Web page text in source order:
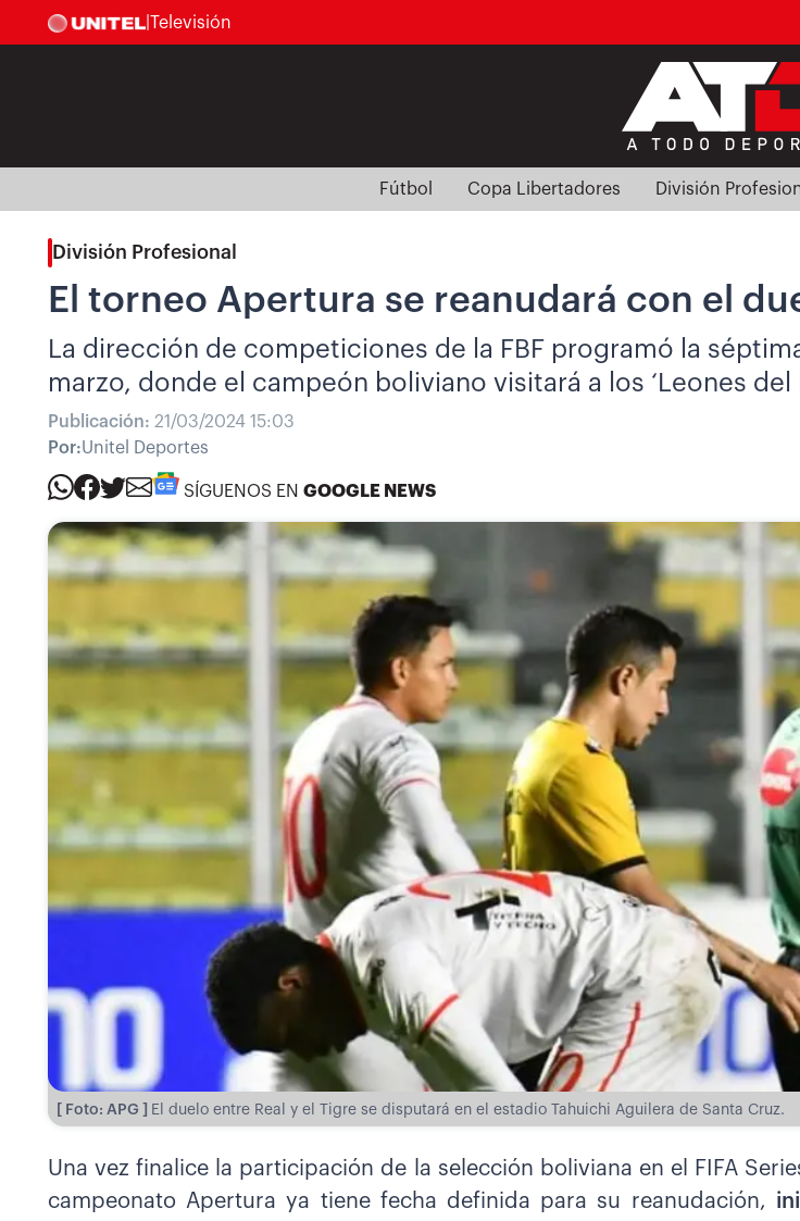
Televisión
Fútbol Copa Libertadores División
División Profesional
El torneo Apertura se reanudará con el
La dirección de competiciones de la FBF programó la
marzo, donde el campeón boliviano visitará a los ‘Leones del
Publicación: 21/03/2024 15:03
Por:Unitel Deportes
SÍGUENOS EN GOOGLE NEWS
[ Foto: APG ] El duelo entre Real y el Tigre se disputará en el estadio Tahuichi Aguilera de Santa Cruz.
Una vez finalice la participación de la selección boliviana en el FIFA
campeonato Apertura ya tiene fecha definida para su reanudación,